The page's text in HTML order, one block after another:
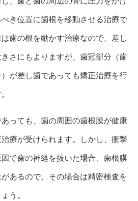
き位置に歯根を移動させる治療で
歯の根を動かす治療なので、差し
さにもよりますが、歯冠部分（歯
が差し歯であっても矯正治療を行
っても、歯の周囲の歯根膜が健康
療が受けられます。しかし、衝撃
で歯の神経を抜いた場合、歯根膜
あるので、その場合は精密検査を
う。